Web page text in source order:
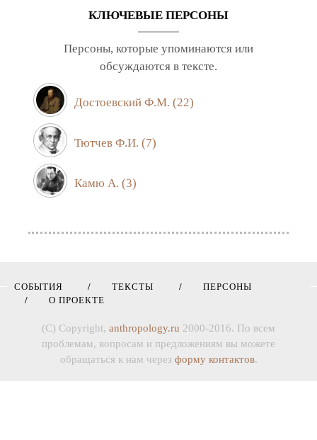
КЛЮЧЕВЫЕ ПЕРСОНЫ
Персоны, которые упоминаются или
обсуждаются в тексте.
Достоевский Ф.М. (22)
Тютчев Ф.И. (7)
Камю А. (3)
СОБЫТИЯ ТЕКСТЫ
ПЕРСОНЫ
О ПРОЕКТЕ
(C) Copyright, anthropology.ru 2000-2016. По всем
проблемам, вопросам и предложениям вы можете
обращаться к нам через форму контактов.